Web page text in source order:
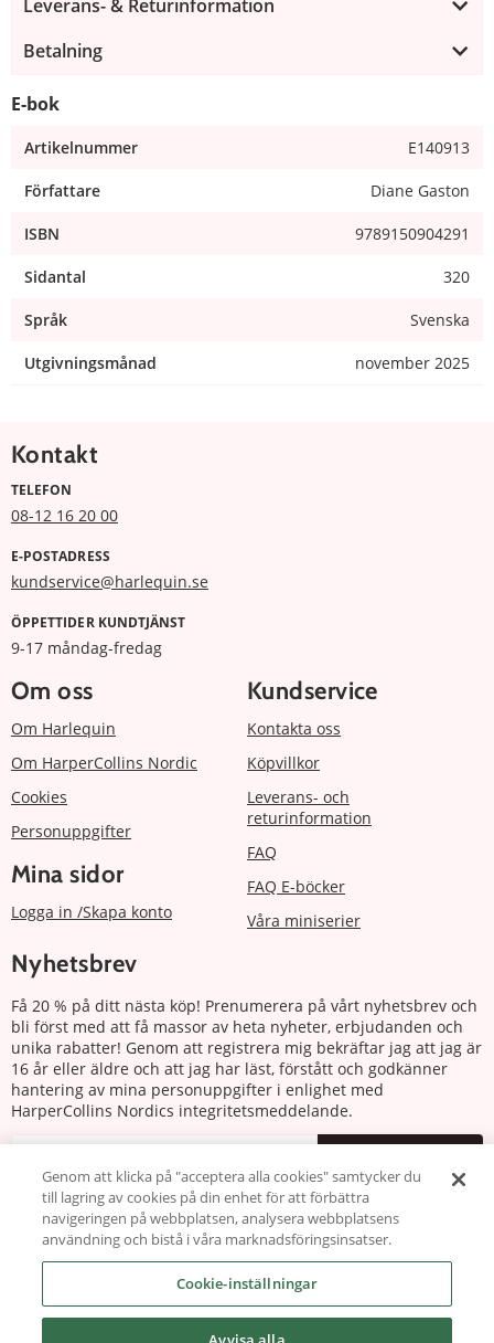
Leverans- & Returinformation
Betalning
E-bok
Artikelnummer E140913
Författare Diane Gaston
ISBN 9789150904291
Sidantal 320
Språk Svenska
Utgivningsmånad november 2025
Kontakt
TELEFON
08-12 16 20 00
E-POSTADRESS
kundservice@harlequin.se
ÖPPETTIDER KUNDTJÄNST
9-17 måndag-fredag
Om oss
Om Harlequin
Om HarperCollins Nordic
Cookies
Personuppgifter
Mina sidor
Logga in /Skapa konto
Kundservice
Kontakta oss
Köpvillkor
Leverans- och
returinformation
FAQ
FAQ E-böcker
Våra miniserier
Nyhetsbrev
Få 20 % på ditt nästa köp! Prenumerera på vårt nyhetsbrev och
bli först med att få massor av heta nyheter, erbjudanden och
unika rabatter! Genom att registrera mig bekräftar jag att jag är
16 år eller äldre och att jag har läst, förstått och godkänner
hantering av mina personuppgifter i enlighet med
HarperCollins Nordics integritetsmeddelande.
Följ oss
Genom att klicka på "acceptera alla cookies" samtycker du
till lagring av cookies på din enhet för att förbättra
navigeringen på webbplatsen, analysera webbplatsens
användning och bistå i våra marknadsföringsinsatser.
Cookie-inställningar